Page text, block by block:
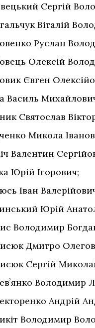
Сергій
Віталій
Руслан
Олексій
Євген
Василь
Святослав
Микола
Валентин
Юрій Ігорович;
Іван
Юрій
Володимир
Дмитро
Сергій
Володимир
Андрій
Володимир